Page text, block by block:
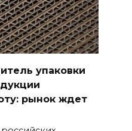
упаковки
рынок ждет